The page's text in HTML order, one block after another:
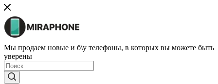
Мы продаем новые и б\у телефоны, в которых вы можете быть
уверены